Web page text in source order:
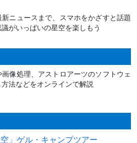
ニュースまで、スマホをかざすと話題
がいっぱいの星空を楽しもう
像処理、アストロアーツのソフトウェ
法などをオンラインで解説
」ゲル・キャンプツアー